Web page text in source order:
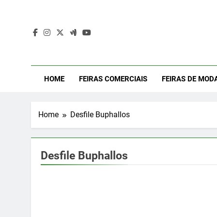
HOME FEIRAS COMERCIAIS FEIRAS DE
Home Desfile Buphallos
Desfile Buphallos